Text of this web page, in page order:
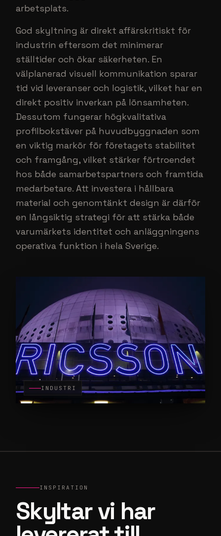
arbetsplats.
God skyltning är direkt affärskritiskt för
industrin eftersom det minimerar
ställtider och ökar säkerheten. En
välplanerad visuell kommunikation sparar
tid vid leveranser och logistik, vilket har en
direkt positiv inverkan på lönsamheten.
Dessutom fungerar högkvalitativa
profilbokstäver på huvudbyggnaden som
en viktig markör för företagets stabilitet
och framgång, vilket stärker förtroendet
hos både samarbetspartners och framtida
medarbetare. Att investera i hållbara
material och genomtänkt design är därför
en långsiktig strategi för att stärka både
varumärkets identitet och anläggningens
operativa funktion i hela Sverige.
INDUSTRI
INSPIRATION
Skyltar vi har